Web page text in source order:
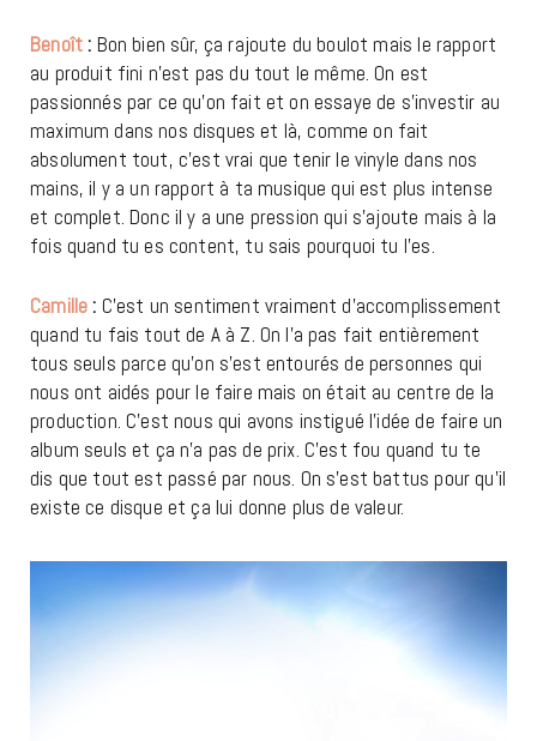
Benoît : Bon bien sûr, ça rajoute du boulot mais le rapport
au produit fini n’est pas du tout le même. On est
passionnés par ce qu’on fait et on essaye de s’investir au
maximum dans nos disques et là, comme on fait
absolument tout, c’est vrai que tenir le vinyle dans nos
mains, il y a un rapport à ta musique qui est plus intense
et complet. Donc il y a une pression qui s’ajoute mais à la
fois quand tu es content, tu sais pourquoi tu l’es.
Camille : C’est un sentiment vraiment d’accomplissement
quand tu fais tout de A à Z. On l’a pas fait entièrement
tous seuls parce qu’on s’est entourés de personnes qui
nous ont aidés pour le faire mais on était au centre de la
production. C’est nous qui avons instigué l’idée de faire un
album seuls et ça n’a pas de prix. C’est fou quand tu te
dis que tout est passé par nous. On s’est battus pour qu’il
existe ce disque et ça lui donne plus de valeur.